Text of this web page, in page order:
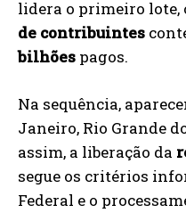
lidera o primeiro lote,
de contribuintes
bilhões pagos.
Na sequência,
Janeiro, Rio Grande
assim, a liberação da
segue os critérios
Federal e o